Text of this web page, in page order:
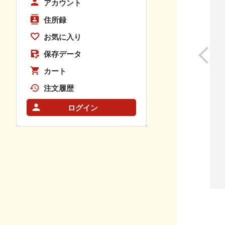
アカウント
住所録
お気に入り
保存データ
カート
注文履歴
ログイン